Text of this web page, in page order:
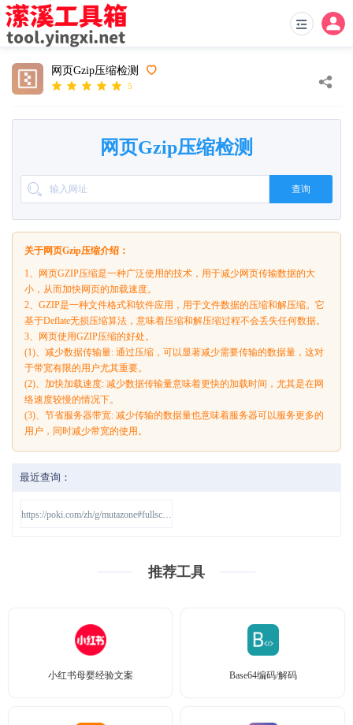
网页Gzip压缩检测
5
网页Gzip压缩检测
查询
关于网页Gzip压缩介绍：
1、网页GZIP压缩是一种广泛使用的技术，用于减少网页传输数据的大
小，从而加快网页的加载速度。
2、GZIP是一种文件格式和软件应用，用于文件数据的压缩和解压缩。它
基于Deflate无损压缩算法，意味着压缩和解压缩过程不会丢失任何数据。
3、网页使用GZIP压缩的好处。
(1)、减少数据传输量: 通过压缩，可以显著减少需要传输的数据量，这对
于带宽有限的用户尤其重要。
(2)、加快加载速度: 减少数据传输量意味着更快的加载时间，尤其是在网
络速度较慢的情况下。
(3)、节省服务器带宽: 减少传输的数据量也意味着服务器可以服务更多的
用户，同时减少带宽的使用。
最近查询：
https://poki.com/zh/g/mutazone#fullscreen
推荐工具
小红书母婴经验文案 Base64编码/解码